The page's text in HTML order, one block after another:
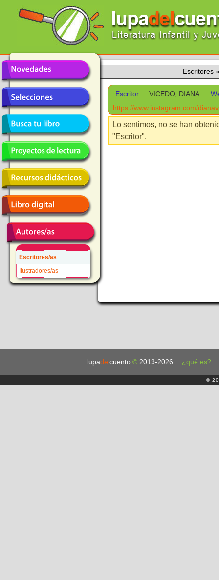
Escritores/as
Ilustradores/as
Escritores
Escritor: VICEDO, DIANA
https://www.instagram.com/
Lo sentimos, no se han
"Escritor".
lupadelcuento©2013-2026 ¿qué es?
©